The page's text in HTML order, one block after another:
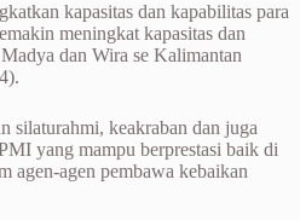
kapasitas dan kapabilitas para
meningkat kapasitas dan
dan Wira se Kalimantan
silaturahmi, keakraban dan juga
yang mampu berprestasi baik di
agen-agen pembawa kebaikan